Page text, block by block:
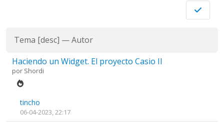
Tema [desc] —Autor
Haciendo un Widget. El proyecto Casio II
por Shordi
tincho
06-04-2023, 22:17